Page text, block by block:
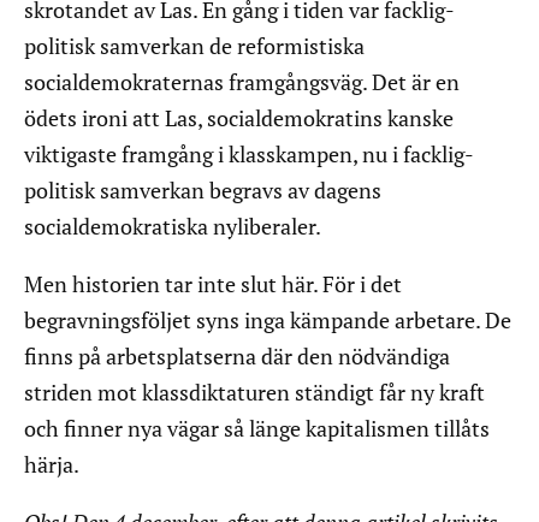
skrotandet av Las. En gång i tiden var facklig-
politisk samverkan de reformistiska
socialdemokraternas framgångsväg. Det är en
ödets ironi att Las, socialdemokratins kanske
viktigaste framgång i klasskampen, nu i facklig-
politisk samverkan begravs av dagens
socialdemokratiska nyliberaler.
Men historien tar inte slut här. För i det
begravningsföljet syns inga kämpande arbetare. De
finns på arbetsplatserna där den nödvändiga
striden mot klassdiktaturen ständigt får ny kraft
och finner nya vägar så länge kapitalismen tillåts
härja.